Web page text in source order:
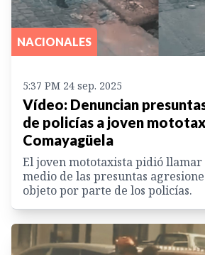
NACIONALES
5:37 PM 24 sep. 2025
Vídeo: Denuncian
de policías a joven
Comayagüela
El joven mototaxista pidió llamar
medio de las presuntas
objeto por parte de los policías.